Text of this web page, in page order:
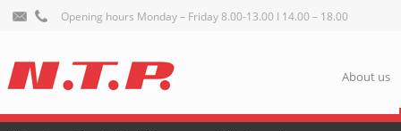
Opening hours Monday – Friday 8.00-13.00 I 14.00 – 18.00
About us